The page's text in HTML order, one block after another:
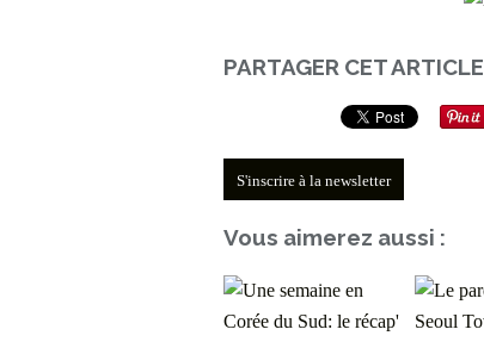
PARTAGER CET ARTICLE
S'inscrire à la newsletter
Vous aimerez aussi :